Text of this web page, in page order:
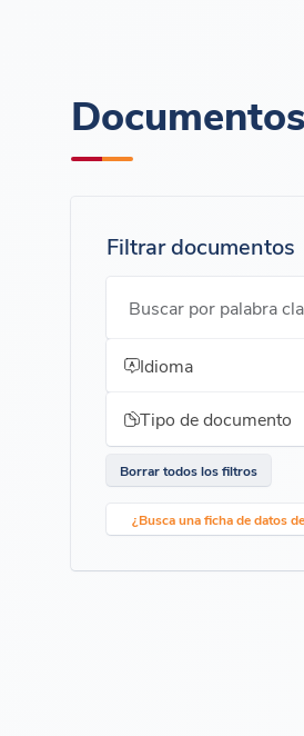
Filtrar documentos
Buscar por palabra
Idioma
Tipo de documento
Borrar todos los filtros
¿Busca una ficha de datos